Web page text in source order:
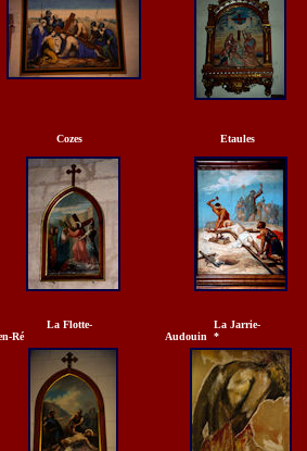
Cozes Etaules
La Flotte-
Ré
La Jarrie-
Audouin *